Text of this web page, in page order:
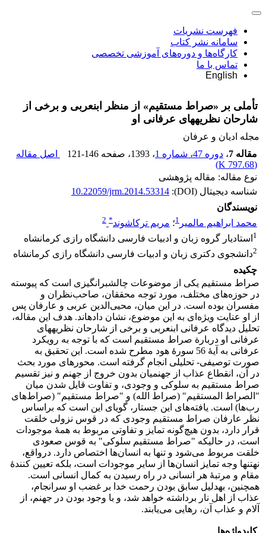
فهرست نشریات
سامانه نشر کتاب
کارگاه‌ها و دوره‌های آموزشی تخصصی
تماس با ما
English
تأملی بر «صراط مستقیم» از منظر ابن‏عربی و برخی از
شارحان نظریه‏های عرفانی او
مجله ادیان و عرفان
مقاله 7
، دوره 47، شماره 1 ، 1393 ، صفحه 121-146
اصل مقاله
(
797.68 K
)
نوع مقاله: مقاله پژوهشی
شناسه دیجیتال (DOI):
10.22059/jrm.2014.53314
نویسندگان
محمد ابراهیم مالمیر 1؛ مریم ترکاشوند*
2
1 استادیار گروه زبان و ادبیات فارسی دانشگاه رازی کرمانشاه
2دانشجوی دکتری زبان و ادبیات فارسی دانشگاه رازی کرمانشاه
چکیده
صراط مستقیم یکی از موضوعات چالش‎برانگیزی است که پیوسته
در حوزه‌های مختلف، مورد توجه محققان، صاحب‌نظران و
مفسران بوده است. در این میان، محیی‌الدین عربی و عارفان پس
از او عنایت ویژه‌ای به این موضوع، نشان داده‎اند. هدف این مقاله،
تحلیل دیدگاه‌ عرفانی ابن‏عربی و برخی از شارحان نظریه‏های
عرفانی او دربارة صراط مستقیم است که با توجه به رویکرد
عرفانی به آیۀ 56 سورۀ هود مطرح شده است. این تحقیق به
صورت توصیفی- تحلیلی انجام گرفته است. محورهای مورد بحث
در آن، انقطاع عذاب از جهنمیان بدون خروج از جهنم و نیز تقسیم
صراط مستقیم به سلوکی و وجودی، و تفاوت قایل شدن میان
"الصراط المستقیم" (صراط الله) و "صراط مستقیم" (صراط‌های
رب‌ها) است. یافته‌های این جستار، گویای این است که براساس
نظر عارفان صراط‌ مستقیم وجودی که در قوس نزولی خلقت
قرار دارد، بدون هیچ‌گونه تمایز و تفاوتی مربوط به همۀ موجودات
است، در حالی‏که "صراط‌ مستقیم سلوکی" به قوس صعودی
خلقت مربوط می‌شود و تنها به انسان‌ها اختصاص دارد. درواقع،
نه‏تنها وجه تمایز انسان‌ها از سایر موجودات است، بلکه تعیین کنندۀ
مقام و مرتبۀ هر انسانی در راه رسیدن به کمال انسانی است.
همچنین، به‏دلیل سابق بودن رحمت خدا بر غضب او سرانجام،
عذاب از اهل نار برداشته خواهد شد، و با وجود بودن در جهنم، از
آلام و عذاب آن، رهایی می‌یابند.
کلیدواژه‌ها